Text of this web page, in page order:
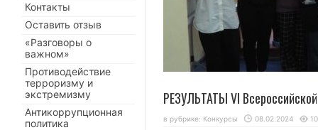
РЕЗУЛЬТАТЫ VI
в рубрике: Конкурсы 08.02.2024
Контакты
Оставить отзыв
«Разговоры о
важном»
Противодействие
терроризму и
экстремизму
Антикоррупционная
политика